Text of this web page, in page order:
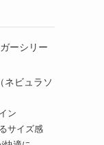
ーシリー
ネビュラソ
ン
サイズ感